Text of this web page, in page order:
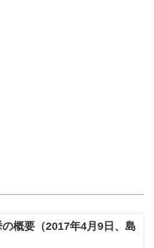
概要（2017年4月9日、島